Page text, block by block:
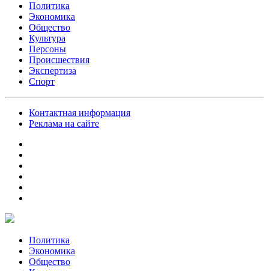
Политика
Экономика
Общество
Культура
Персоны
Происшествия
Экспертиза
Спорт
Контактная информация
Реклама на сайте
Политика
Экономика
Общество